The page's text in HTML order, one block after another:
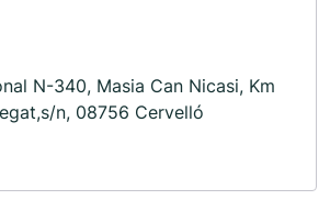
N-340, Masia Can Nicasi, Km
n, 08756 Cervelló